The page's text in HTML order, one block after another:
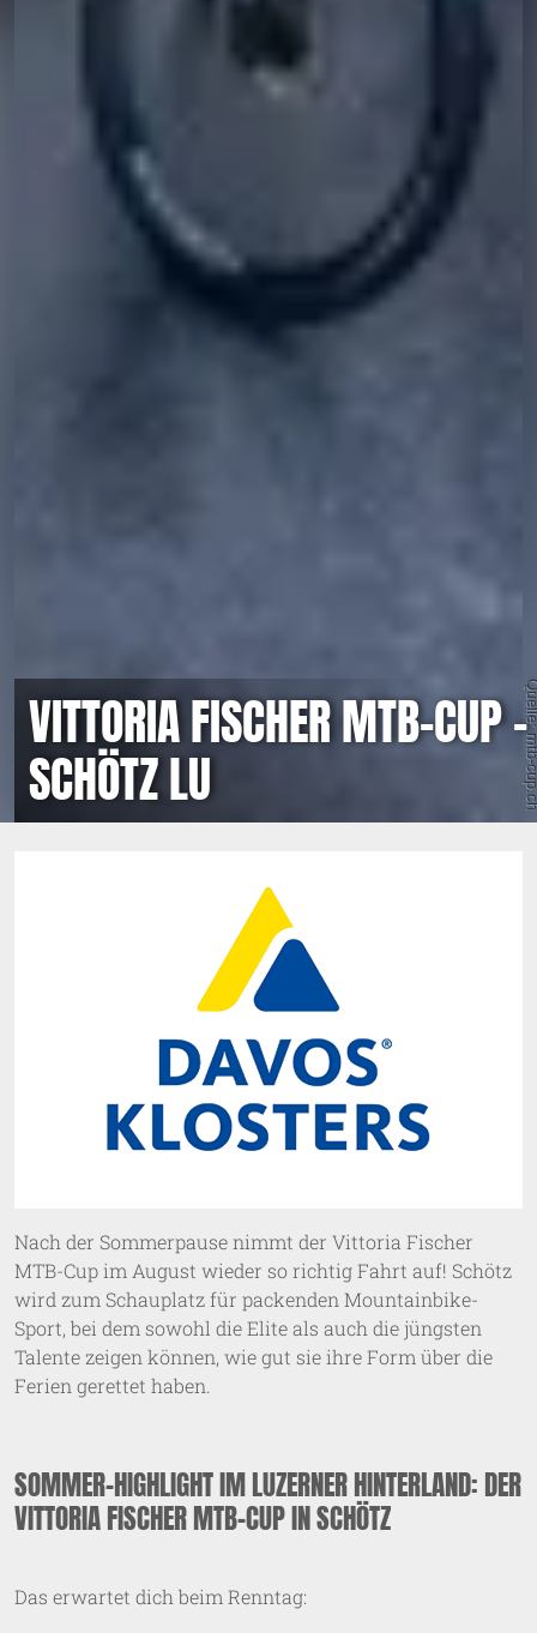
Quelle:
VITTORIA FISCHER MTB-CUP -
SCHÖTZ LU
Nach der Sommerpause nimmt der Vittoria Fischer
MTB-Cup im August wieder so richtig Fahrt auf! Schötz
wird zum Schauplatz für packenden Mountainbike-
Sport, bei dem sowohl die Elite als auch die jüngsten
Talente zeigen können, wie gut sie ihre Form über die
Ferien gerettet haben.
SOMMER-HIGHLIGHT IM LUZERNER HINTERLAND: DER
VITTORIA FISCHER MTB-CUP IN SCHÖTZ
Das erwartet dich beim Renntag: